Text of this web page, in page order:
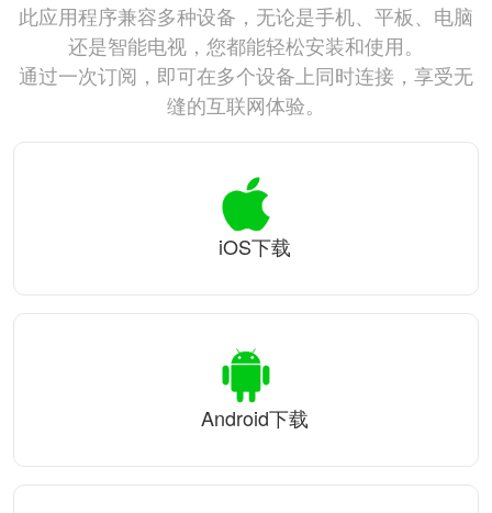
此应用程序兼容多种设备，无论是手机、平板、电脑
还是智能电视，您都能轻松安装和使用。
通过一次订阅，即可在多个设备上同时连接，享受无
缝的互联网体验。
iOS下载
Android下载